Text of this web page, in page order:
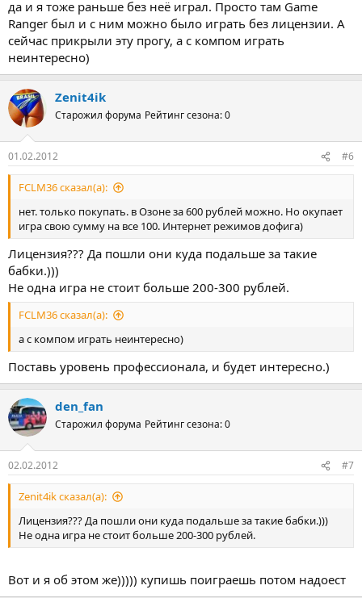
да и я тоже раньше без неё играл. Просто там Game
Ranger был и с ним можно было играть без лицензии. А
сейчас прикрыли эту прогу, а с компом играть
неинтересно)
Zenit4ik
Старожил форума Рейтинг сезона: 0
01.02.2012 #6
FCLM36 сказал(а):
нет. только покупать. в Озоне за 600 рублей можно. Но окупает
игра свою сумму на все 100. Интернет режимов дофига)
Лицензия??? Да пошли они куда подальше за такие
бабки.)))
Не одна игра не стоит больше 200-300 рублей.
FCLM36 сказал(а):
а с компом играть неинтересно)
Поставь уровень профессионала, и будет интересно.)
den_fan
Старожил форума Рейтинг сезона: 0
02.02.2012 #7
Zenit4ik сказал(а):
Лицензия??? Да пошли они куда подальше за такие бабки.)))
Не одна игра не стоит больше 200-300 рублей.
Вот и я об этом же))))) купишь поиграешь потом надоест